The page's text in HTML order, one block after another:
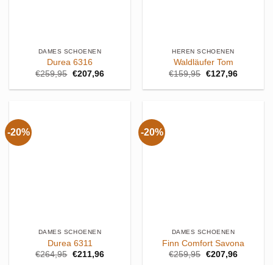
DAMES SCHOENEN
Durea 6316
€259,95 Oorspronkelijke
was:
€207,96Huidige
is:
HEREN SCHOENEN
Waldläufer Tom
€159,95 Oorspronkelijke
was:
€127,96Huidige
is:
-20%
DAMES SCHOENEN
Durea 6311
€264,95 Oorspronkelijke
€211,96Huidige
-20%
DAMES SCHOENEN
Finn Comfort Savona
€259,95 Oorspronkelijke
€207,96Huidige